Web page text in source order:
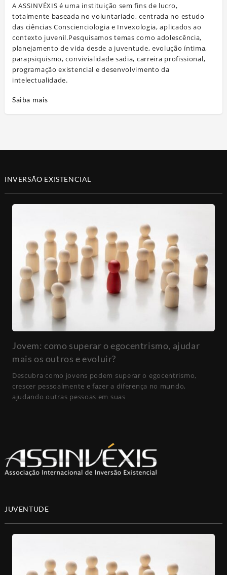
A ASSINVÉXIS é uma instituição sem fins de lucro,
totalmente baseada no voluntariado, centrada no estudo
das ciências Conscienciologia e Invexologia, aplicados ao
contexto juvenil.Pesquisamos temas como adolescência,
planejamento de vida desde a juventude, evolução íntima,
parapsiquismo, convivialidade sadia, carreira profissional,
programação existencial e desenvolvimento da
intelectualidade.
Saiba mais
INVERSÃO EXISTENCIAL
Jovem: como superar o egocentrismo, ajudar
mais os outros e evoluir?
Descubra como jovens podem superar o egocentrismo,
crescer pessoalmente e fazer a diferença no mundo,
ajudando outras pessoas em suas
JUVENTUDE